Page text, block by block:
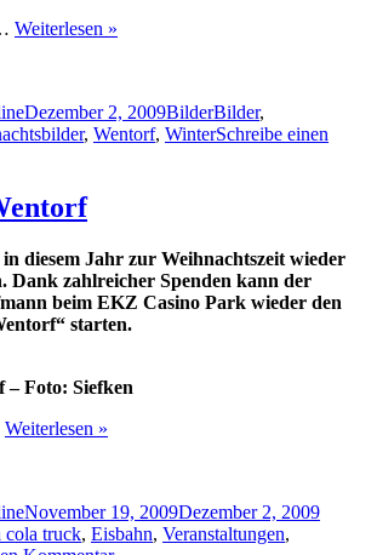
Weiterlesen »
Dezember 2, 2009BilderBilder,
, Wentorf, WinterSchreibe einen
diesem Jahr zur Weihnachtszeit wieder
Dank zahlreicher Spenden kann der
beim EKZ Casino Park wieder den
starten.
– Foto: Siefken
Weiterlesen »
November 19, 2009Dezember 2, 2009
cola truck, Eisbahn, Veranstaltungen,